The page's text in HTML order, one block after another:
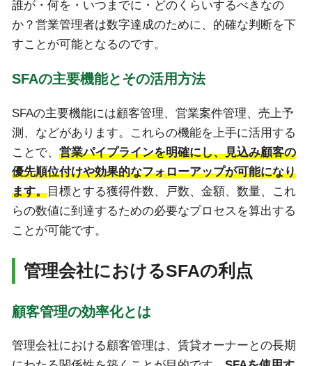
誰が・何を・いつまでに・どのくらいするべきなの
か？営業管理者は数字達成のために、的確な判断を下
すことが可能となるのです。
SFAの主要機能とその活用方法
SFAの主要機能には顧客管理、営業案件管理、売上予
測、などがあります。これらの機能を上手に活用する
ことで、 営業パイプラインを明確にし、見込み顧客の
優先順位付けや効果的なフォローアップが可能になり
ます。目標とする獲得件数、戸数、金額、数量、これ
らの数値に到達するための必要なプロセスを算出する
ことが可能です。
管理会社におけるSFAの利点
顧客管理の効率化とは
管理会社における顧客管理は、賃貸オーナーとの長期